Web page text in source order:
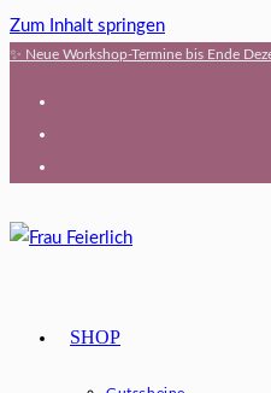
Zum Inhalt springen
✨ Neue Workshop-Termine bis Ende
SHOP